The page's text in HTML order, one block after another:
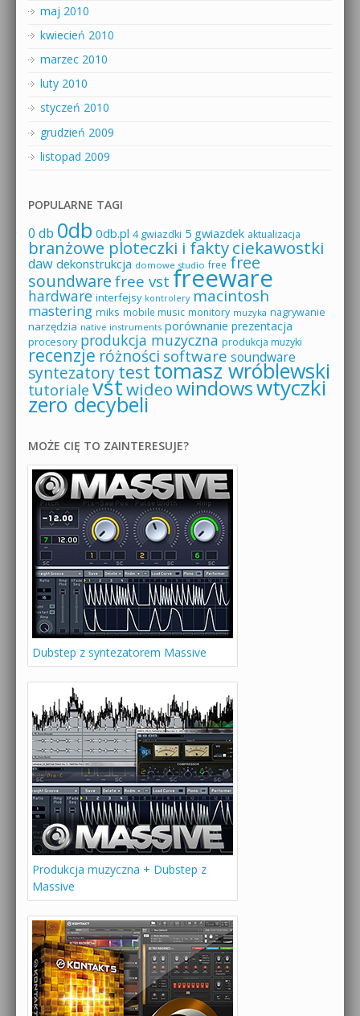
maj 2010
kwiecień 2010
marzec 2010
luty 2010
styczeń 2010
grudzień 2009
listopad 2009
POPULARNE TAGI
0 db 0db 0db.pl 4 gwiazdki 5 gwiazdek aktualizacja
branżowe ploteczki i faktyciekawostki
daw dekonstrukcja domowe studio free free
soundware free vst freeware
hardware interfejsy kontrolery macintosh
mastering miks mobile music monitory muzyka nagrywanie
narzędzia native instruments porównanie prezentacja
procesory produkcja muzyczna produkcja muzyki
recenzje różności software soundware
syntezatorytesttomasz wróblewski
tutoriale vstwideowindowswtyczki
zero decybeli
MOŻE CIĘ TO ZAINTERESUJE?
Dubstep z syntezatorem Massive
Produkcja muzyczna + Dubstep z
Massive